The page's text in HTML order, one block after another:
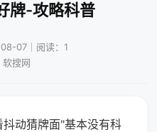
牌-攻略科普
07｜阅读：1
软搜网
动猜牌面"基本没有科